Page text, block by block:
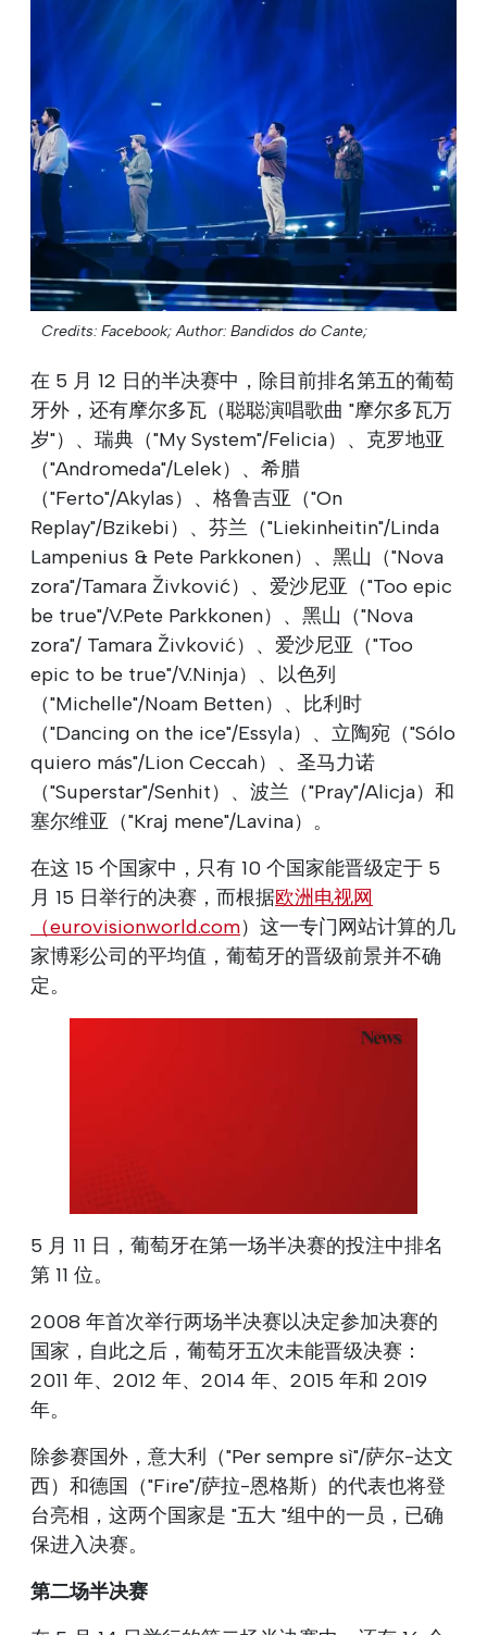
Credits: Facebook; Author: Bandidos do Cante;
在 5 月 12 日的半决赛中，除目前排名第五的葡萄
牙外，还有摩尔多瓦（聪聪演唱歌曲 "摩尔多瓦万
岁"）、瑞典（"My System"/Felicia）、克罗地亚
（"Andromeda"/Lelek）、希腊
（"Ferto"/Akylas）、格鲁吉亚（"On
Replay"/Bzikebi）、芬兰（"Liekinheitin"/Linda
Lampenius & Pete Parkkonen）、黑山（"Nova
zora"/Tamara Živković）、爱沙尼亚（"Too epic
be true"/V.Pete Parkkonen）、黑山（"Nova
zora"/ Tamara Živković）、爱沙尼亚（"Too
epic to be true"/V.Ninja）、以色列
（"Michelle"/Noam Betten）、比利时
（"Dancing on the ice"/Essyla）、立陶宛（"Sólo
quiero más"/Lion Ceccah）、圣马力诺
（"Superstar"/Senhit）、波兰（"Pray"/Alicja）和
塞尔维亚（"Kraj mene"/Lavina）。
在这 15 个国家中，只有 10 个国家能晋级定于 5
月 15 日举行的决赛，而根据欧洲电视网
（eurovisionworld.com）这一专门网站计算的几
家博彩公司的平均值，葡萄牙的晋级前景并不确
定。
5 月 11 日，葡萄牙在第一场半决赛的投注中排名
第 11 位。
2008 年首次举行两场半决赛以决定参加决赛的
国家，自此之后，葡萄牙五次未能晋级决赛：
2011 年、2012 年、2014 年、2015 年和 2019
年。
除参赛国外，意大利（"Per sempre sì"/萨尔-达文
西）和德国（"Fire"/萨拉-恩格斯）的代表也将登
台亮相，这两个国家是 "五大 "组中的一员，已确
保进入决赛。
第二场半决赛